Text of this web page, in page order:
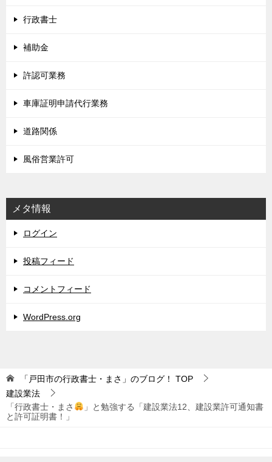
行政書士
補助金
許認可業務
車庫証明申請代行業務
道路関係
風俗営業許可
メタ情報
ログイン
投稿フィード
コメントフィード
WordPress.org
「戸田市の行政書士・まさ」のブログ！
TOP
建設業法
「行政書士・まさ
」と勉強する「建設業法12、建設業許可通知書
と許可証明書！」